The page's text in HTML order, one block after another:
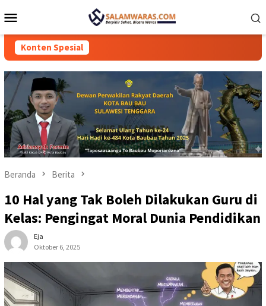
ke
Mobile
Konten Spesial
Beranda Berita
10 Hal yang Tak Boleh Dilakukan Guru di
Kelas: Pengingat Moral Dunia Pendidikan
Eja
Oktober 6, 2025